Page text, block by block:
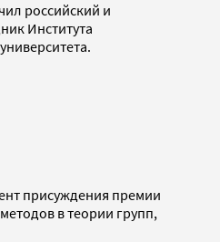
российский и
Института
присуждения премии
в теории групп,